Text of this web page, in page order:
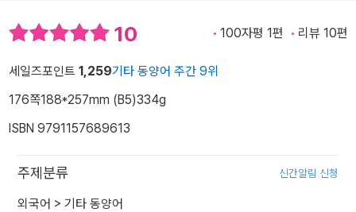
10 100자평 1편 리뷰 10편
세일즈포인트 1,259기타 동양어 주간 9위
176쪽188*257mm (B5)334g
ISBN 9791157689613
주제분류 신간알림 신청
외국어 > 기타 동양어